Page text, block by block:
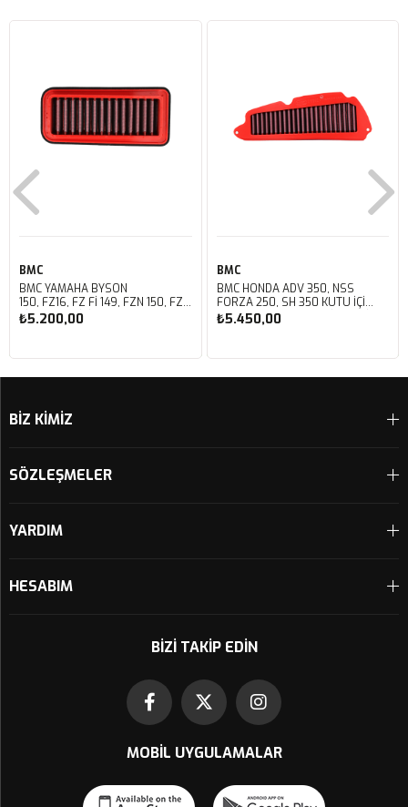
BMC
BMC YAMAHA BYSON
150, FZ16, FZ FI 149, FZN 150, FZS
FI V3 KUTU İÇİ PERFORMANS
HAVA FİLTRESİ FM01147
₺5.200,00
BMC
BMC HONDA ADV 350, NSS
FORZA 250, SH 350 KUTU İÇİ
PERFORMANS HAVA FİLTRESİ
₺5.450,00
BİZ KİMİZ
SÖZLEŞMELER
YARDIM
HESABIM
BIZI TAKIP EDIN
MOBIL UYGULAMALAR